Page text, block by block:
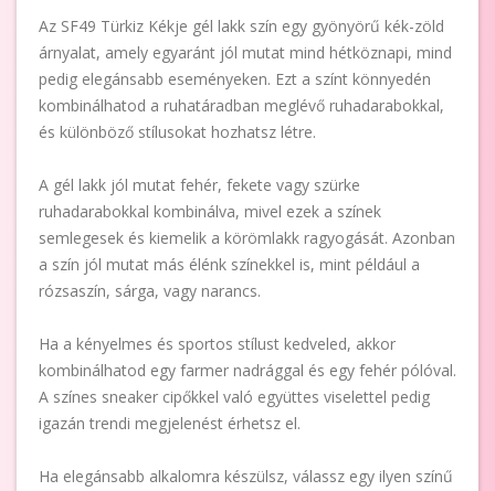
Az SF49 Türkiz Kékje gél lakk szín egy gyönyörű kék-zöld
árnyalat, amely egyaránt jól mutat mind hétköznapi, mind
pedig elegánsabb eseményeken. Ezt a színt könnyedén
kombinálhatod a ruhatáradban meglévő ruhadarabokkal,
és különböző stílusokat hozhatsz létre.
A gél lakk jól mutat fehér, fekete vagy szürke
ruhadarabokkal kombinálva, mivel ezek a színek
semlegesek és kiemelik a körömlakk ragyogását. Azonban
a szín jól mutat más élénk színekkel is, mint például a
rózsaszín, sárga, vagy narancs.
Ha a kényelmes és sportos stílust kedveled, akkor
kombinálhatod egy farmer nadrággal és egy fehér pólóval.
A színes sneaker cipőkkel való együttes viselettel pedig
igazán trendi megjelenést érhetsz el.
Ha elegánsabb alkalomra készülsz, válassz egy ilyen színű